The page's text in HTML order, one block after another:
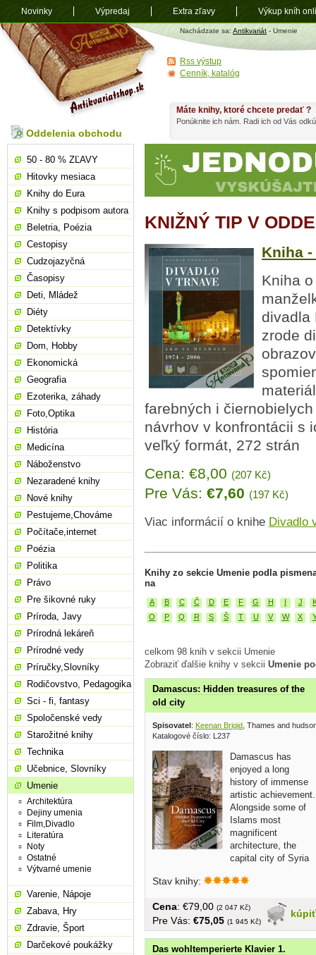
Antikvariát
shop.sk
Nachádzate sa: Antikvariát - Umenie
KNIŽNÝ TIP V
Kniha
Kniha
divadla
zrode
farebných i
návrhov v konfrontácii s
veľký formát, 272 strán
Cena: €8,00 (207 Kč)
Pre Vás: €7,60 (197 Kč)
Viac informácií o knihe Divadlo
Knihy zo sekcie Umenie podla
na
A B C Č D E F G H I J
O
P Q R S Š T U V W X
celkom 98 knih v sekcii Umenie
Zobraziť ďalšie knihy v sekcii Umenie
Damascus: Hidden treasures of the
old city
Spisovatel: Keenan Brigid , Thames and
Katalogové číslo: L237
Damascus has
enjoyed a long
history of immense
artistic achievement.
Alongside some of
Islams most
magnificent
architecture, the
capital city of Syria
Stav knihy:
kúpiť
Cena: €79,00 (2 047 Kč)
Pre Vás: €75,05 (1 945 Kč)
Das wohltemperierte Klavier 1.
Máte knihy, ktoré chcete predať ?
Ponúknite ich nám. Radi ich od Vás
Oddelenia obchodu
50 - 80 % ZĽAVY
Hitovky mesiaca
Knihy do Eura
Knihy s podpisom autora
Beletria, Poézia
Cestopisy
Cudzojazyčná
Časopisy
Deti, Mládež
Diéty
Detektívky
Dom, Hobby
Ekonomická
Geografia
Ezoterika, záhady
Foto,Optika
História
Medicína
Náboženstvo
Nezaradené knihy
Nové knihy
Pestujeme,Chováme
Počítače,internet
Poézia
Politika
Právo
Pre šikovné ruky
Príroda, Javy
Prírodná lekáreň
Prírodné vedy
Príručky,Slovníky
Rodičovstvo, Pedagogika
Sci - fi, fantasy
Spoločenské vedy
Starožitné knihy
Technika
Učebnice, Slovníky
Umenie
Architektúra
Dejiny umenia
Film,Divadlo
Literatúra
Noty
Ostatné
Výtvarné umenie
Varenie, Nápoje
Zabava, Hry
Zdravie, Šport
Darčekové poukážky
Rss výstup
Cenník, katalóg
Novinky Výpredaj Extra zľavy Výkup kníh